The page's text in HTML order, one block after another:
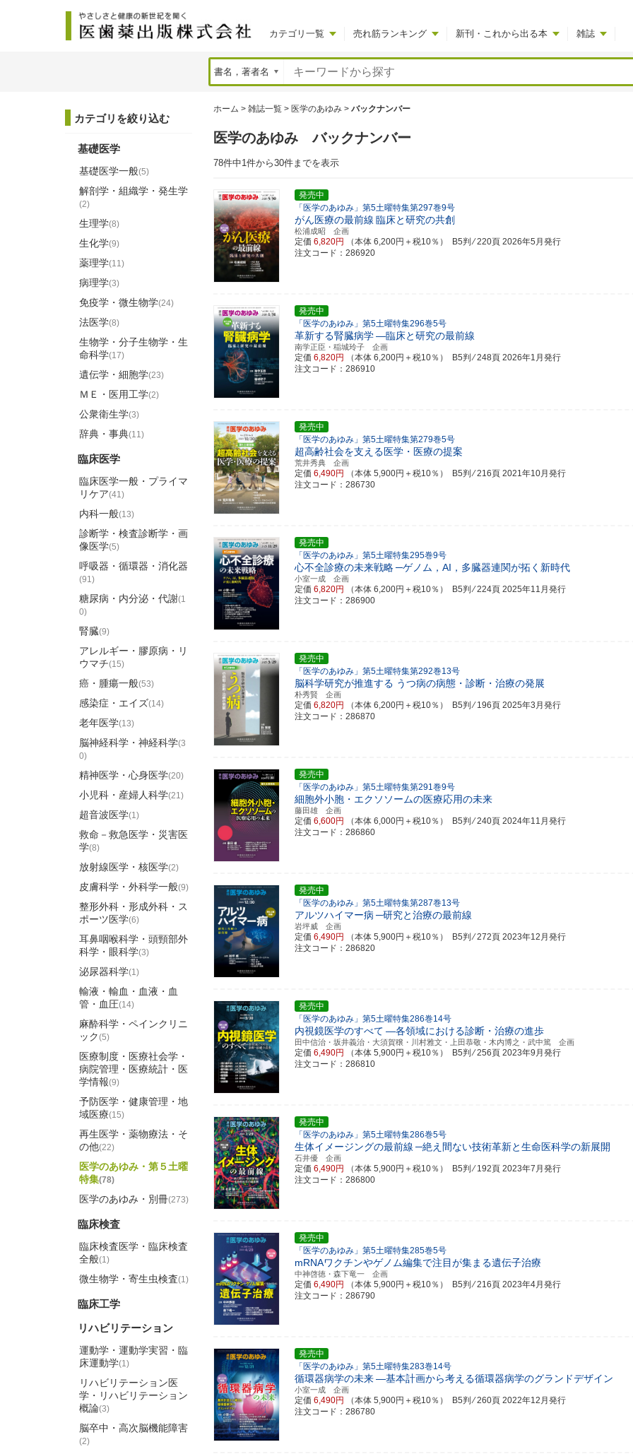
カテゴリ一覧 売れ筋ランキング 新刊・これから出る本 雑誌
ホーム > 雑誌一覧 > 医学のあゆみ > バックナンバー
医学のあゆみ バックナンバー
78件中1件から30件までを表示
発売中
「医学のあゆみ」第5土曜特集第297巻9号
がん医療の最前線 臨床と研究の共創
松浦成昭 企画
定価 6,820円 （本体 6,200円＋税10％） B5判 ⁄ 220頁 2026年5月発行
注文コード：286920
発売中
「医学のあゆみ」第5土曜特集296巻5号
革新する腎臓病学―臨床と研究の最前線
南学正臣・稲城玲子 企画
定価 6,820円 （本体 6,200円＋税10％） B5判 ⁄ 248頁 2026年1月発行
注文コード：286910
発売中
「医学のあゆみ」第5土曜特集第279巻5号
超高齢社会を支える医学・医療の提案
荒井秀典 企画
定価 6,490円 （本体 5,900円＋税10％） B5判 ⁄ 216頁 2021年10月発行
注文コード：286730
発売中
「医学のあゆみ」第5土曜特集295巻9号
心不全診療の未来戦略─ゲノム，AI，多臓器連関が拓く新時代
小室一成 企画
定価 6,820円 （本体 6,200円＋税10％） B5判 ⁄ 224頁 2025年11月発行
注文コード：286900
発売中
「医学のあゆみ」第5土曜特集第292巻13号
脳科学研究が推進する うつ病の病態・診断・治療の発展
朴秀賢 企画
定価 6,820円 （本体 6,200円＋税10％） B5判 ⁄ 196頁 2025年3月発行
注文コード：286870
発売中
「医学のあゆみ」第5土曜特集第291巻9号
細胞外小胞・エクソソームの医療応用の未来
藤田雄 企画
定価 6,600円 （本体 6,000円＋税10％） B5判 ⁄ 240頁 2024年11月発行
注文コード：286860
発売中
「医学のあゆみ」第5土曜特集第287巻13号
アルツハイマー病 ─研究と治療の最前線
岩坪威 企画
定価 6,490円 （本体 5,900円＋税10％） B5判 ⁄ 272頁 2023年12月発行
注文コード：286820
発売中
「医学のあゆみ」第5土曜特集286巻14号
内視鏡医学のすべて ―各領域における診断・治療の進歩
田中信治・坂井義治・大須賀穣・川村雅文・上田恭敬・木内博之・武中篤 企画
定価 6,490円 （本体 5,900円＋税10％） B5判 ⁄ 256頁 2023年9月発行
注文コード：286810
発売中
「医学のあゆみ」第5土曜特集286巻5号
生体イメージングの最前線 ─絶え間ない技術革新と生命医科学の新展開
石井優 企画
定価 6,490円 （本体 5,900円＋税10％） B5判 ⁄ 192頁 2023年7月発行
注文コード：286800
発売中
「医学のあゆみ」第5土曜特集285巻5号
mRNAワクチンやゲノム編集で注目が集まる遺伝子治療
中神啓徳・森下竜一 企画
定価 6,490円 （本体 5,900円＋税10％） B5判 ⁄ 216頁 2023年4月発行
注文コード：286790
発売中
「医学のあゆみ」第5土曜特集283巻14号
循環器病学の未来―基本計画から考える循環器病学のグランドデザイン
小室一成 企画
定価 6,490円 （本体 5,900円＋税10％） B5判 ⁄ 260頁 2022年12月発行
注文コード：286780
カテゴリを絞り込む
基礎医学
基礎医学一般(5)
解剖学・組織学・発生学
(2)
生理学(8)
生化学(9)
薬理学(11)
病理学(3)
免疫学・微生物学(24)
法医学(8)
生物学・分子生物学・生
命科学(17)
遺伝学・細胞学(23)
ＭＥ・医用工学(2)
公衆衛生学(3)
辞典・事典(11)
臨床医学
臨床医学一般・プライマ
リケア(41)
内科一般(13)
診断学・検査診断学・画
像医学(5)
呼吸器・循環器・消化器
(91)
糖尿病・内分泌・代謝(1
0)
腎臓(9)
アレルギー・膠原病・リ
ウマチ(15)
癌・腫瘍一般(53)
感染症・エイズ(14)
老年医学(13)
脳神経科学・神経科学(3
0)
精神医学・心身医学(20)
小児科・産婦人科学(21)
超音波医学(1)
救命－救急医学・災害医
学(8)
放射線医学・核医学(2)
皮膚科学・外科学一般(9)
整形外科・形成外科・ス
ポーツ医学(6)
耳鼻咽喉科学・頭頸部外
科学・眼科学(3)
泌尿器科学(1)
輸液・輸血・血液・血
管・血圧(14)
麻酔科学・ペインクリニ
ック(5)
医療制度・医療社会学・
病院管理・医療統計・医
学情報(9)
予防医学・健康管理・地
域医療(15)
再生医学・薬物療法・そ
の他(22)
医学のあゆみ・第５土曜
特集(78)
医学のあゆみ・別冊(273)
臨床検査
臨床検査医学・臨床検査
全般(1)
微生物学・寄生虫検査(1)
臨床工学
リハビリテーション
運動学・運動学実習・臨
床運動学(1)
リハビリテーション医
学・リハビリテーション
概論(3)
脳卒中・高次脳機能障害
(2)